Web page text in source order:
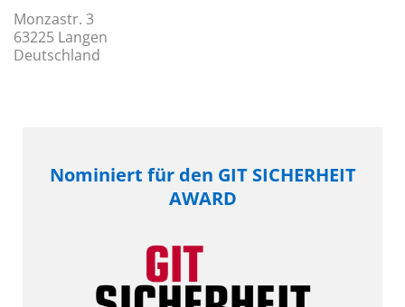
Monzastr. 3
63225 Langen
Deutschland
Nominiert für den GIT SICHERHEIT
AWARD